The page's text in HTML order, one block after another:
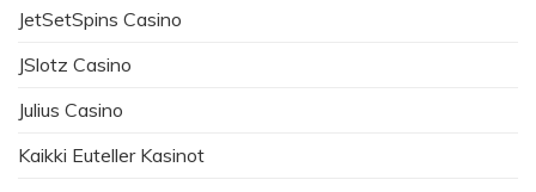
JetSetSpins Casino
JSlotz Casino
Julius Casino
Kaikki Euteller Kasinot